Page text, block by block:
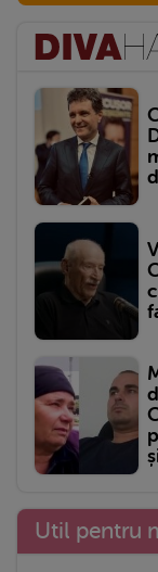
Util pentru